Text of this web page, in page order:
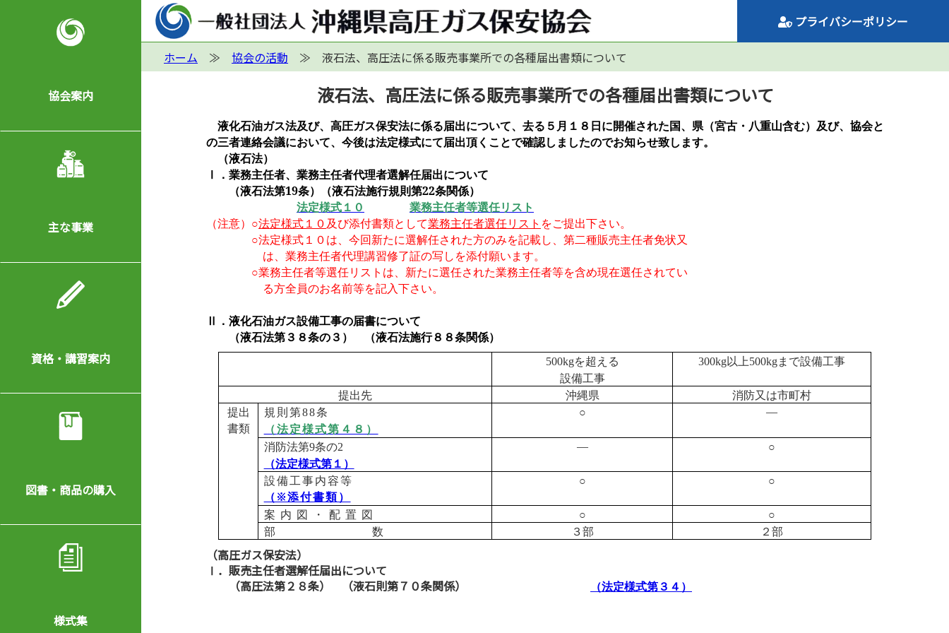
プライバシーポリシー
協会案内
主な事業
資格・講習案内
図書・商品の購入
様式集
ホーム 協会の活動 液石法、高圧法に係る販売事業所での各種届出書類について
液石法、高圧法に係る販売事業所での各種届出書類について
液化石油ガス法及び、高圧ガス保安法に係る届出について、去る５月１８日に開催された国、県（宮古・八重山含む）及び、協会と
の三者連絡会議において、今後は法定様式にて届出頂くことで確認しましたのでお知らせ致します。
（液石法）
Ⅰ．業務主任者、業務主任者代理者選解任届出について
（液石法第19条）（液石法施行規則第22条関係）
法定様式１０ 業務主任者等選任リスト
（注意）○法定様式１０及び添付書類として業務主任者選任リスト をご提出下さい。
○法定様式１０は、今回新たに選解任された方のみを記載し、 第二種販売主任者免状又
は、業務主任者代理講習修了証の写しを添付願います。
○業務主任者等選任リストは、新たに選任された業務主任者等を含め現在選任されてい
る方全員のお名前等を記入下さい。
Ⅱ．液化石油ガス設備工事の届書について
（液石法第３８条の３） （液石法施行８８条関係）
500kgを超える
設備工事
300kg以上500kgまで設備工事
提出先 沖縄県
消防又は市町村
提出
書類
規則第88条
（法定様式第４８）
○ ―
消防法第9条の2
（法定様式第１）
― ○
設備工事内容等
（※添付書類）
○ ○
案内図・配置図 ○
○
部 数
３部 ２部
（高圧ガス保安法）
Ⅰ．販売主任者選解任届出について
（高圧法第２８条） （液石則第７０条関係）
（法定様式第３４）